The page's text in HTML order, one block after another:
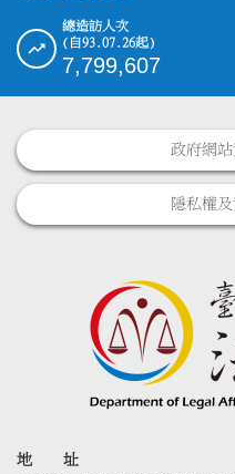
總造訪人次
(自93.07.26起)
7,799,607
政府網
隱私權
地 址